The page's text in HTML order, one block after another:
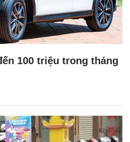
100 triệu trong tháng